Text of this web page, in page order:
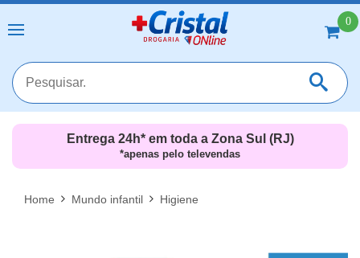
0
MAIS RESULTADOS
Entrega 24h* em toda a Zona Sul (RJ)
*apenas pelo televendas
Home Mundo infantil Higiene